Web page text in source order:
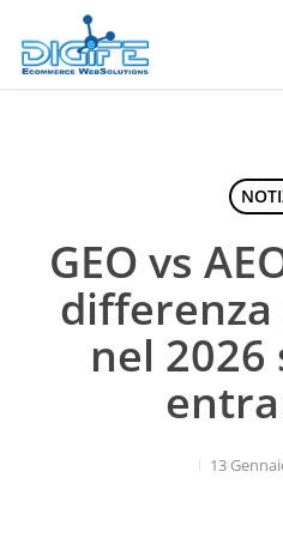
contenuto
GEO vs
differenza
nel
13